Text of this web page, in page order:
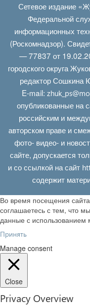
Сетевое издание
Федеральной
информационных
(Роскомнадзор).
— 77837 от
городского округа
редактор
E‑mail:
опубликованные на
российским и
авторском праве и
фото- видео- и
сайте, допускается
и со ссылкой на сайт
содержит
Во время посещения
соглашаетесь с тем, что
данные с использованием
Принять
Manage consent
Close
Privacy Overview